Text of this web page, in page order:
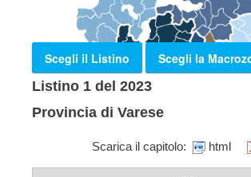
Scegli il Listino
Scegli la
Listino 1 del 2023
Provincia di Varese
Scarica il capitolo: html